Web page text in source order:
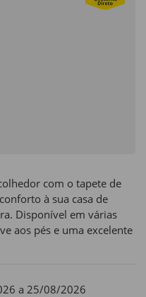
com o tapete de
à sua casa de
Disponível em várias
aos pés e uma excelente
a 25/08/2026